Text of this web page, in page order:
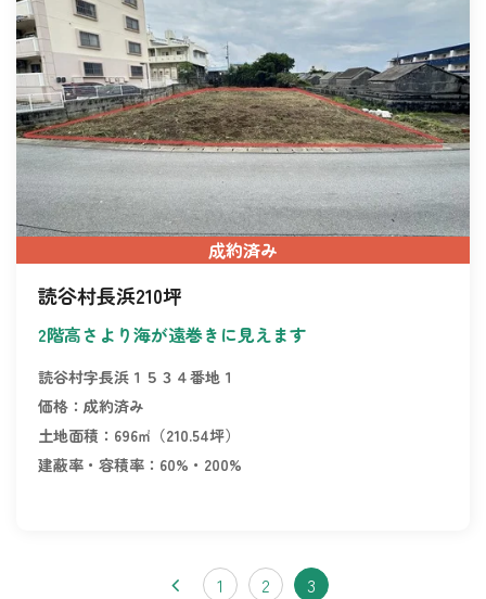
成約済み
読谷村長浜210坪
2階高さより海が遠巻きに見えます
読谷村字長浜１５３４番地１
価格：成約済み
土地面積：696㎡（210.54坪）
建蔽率・容積率：60%・200%
1 2 3